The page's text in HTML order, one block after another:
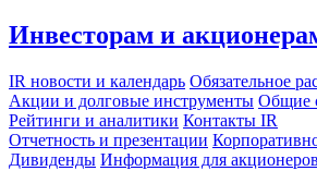
Инвесторам и
IR новости и календарь Обязательное
Акции и долговые инструменты Общие
Рейтинги и аналитики Контакты IR
Отчетность и презентации
Дивиденды Информация для акционеров